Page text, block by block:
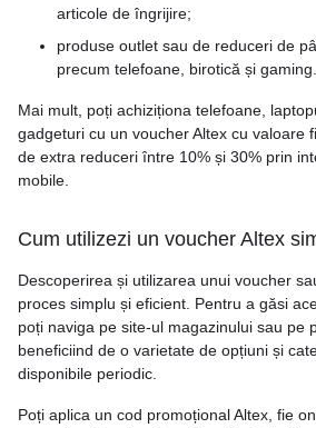
articole de îngrijire;
produse outlet sau de reduceri de
precum telefoane, birotică și gaming.
Mai mult, poți achiziționa telefoane,
gadgeturi cu un voucher Altex cu valoare
de extra reduceri între 10% și 30% prin
mobile.
Cum utilizezi un voucher Altex
Descoperirea și utilizarea unui voucher
proces simplu și eficient. Pentru a găsi
poți naviga pe site-ul magazinului sau pe
beneficiind de o varietate de opțiuni și
disponibile periodic.
Poți aplica un cod promoțional Altex, fie